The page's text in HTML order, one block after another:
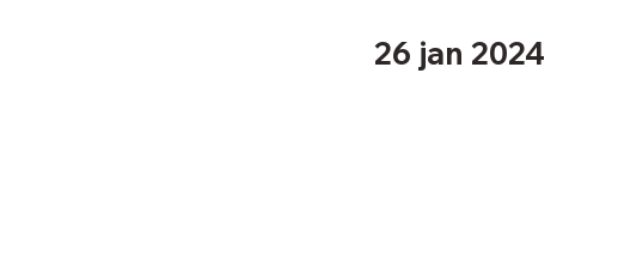
26 jan 2024